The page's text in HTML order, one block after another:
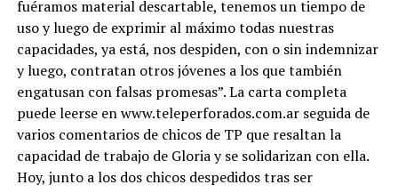
fuéramos material descartable, tenemos un tiempo de
uso y luego de exprimir al máximo todas nuestras
capacidades, ya está, nos despiden, con o sin indemnizar
y luego, contratan otros jóvenes a los que también
engatusan con falsas promesas”. La carta completa
puede leerse en www.teleperforados.com.ar seguida de
varios comentarios de chicos de TP que resaltan la
capacidad de trabajo de Gloria y se solidarizan con ella.
Hoy, junto a los dos chicos despedidos tras ser